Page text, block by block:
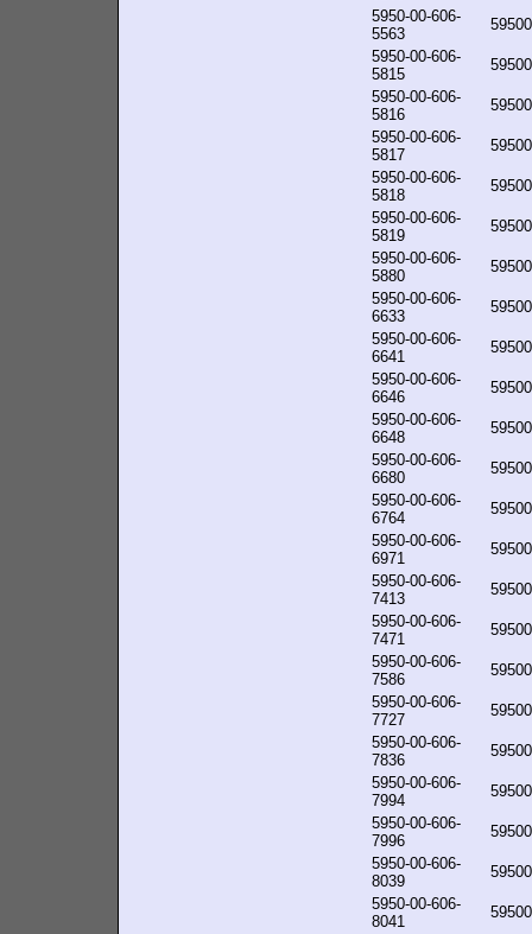
5950-00-606-
5563
5950-00-606-
5815
5950-00-606-
5816
5950-00-606-
5817
5950-00-606-
5818
5950-00-606-
5819
5950-00-606-
5880
5950-00-606-
6633
5950-00-606-
6641
5950-00-606-
6646
5950-00-606-
6648
5950-00-606-
6680
5950-00-606-
6764
5950-00-606-
6971
5950-00-606-
7413
5950-00-606-
7471
5950-00-606-
7586
5950-00-606-
7727
5950-00-606-
7836
5950-00-606-
7994
5950-00-606-
7996
5950-00-606-
8039
5950-00-606-
8041